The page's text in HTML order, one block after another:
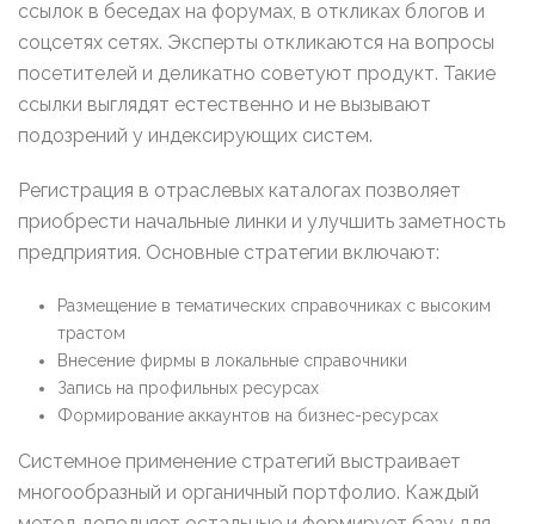
ссылок в беседах на форумах, в откликах блогов и
соцсетях сетях. Эксперты откликаются на вопросы
посетителей и деликатно советуют продукт. Такие
ссылки выглядят естественно и не вызывают
подозрений у индексирующих систем.
Регистрация в отраслевых каталогах позволяет
приобрести начальные линки и улучшить заметность
предприятия. Основные стратегии включают:
Размещение в тематических справочниках с высоким
трастом
Внесение фирмы в локальные справочники
Запись на профильных ресурсах
Формирование аккаунтов на бизнес-ресурсах
Системное применение стратегий выстраивает
многообразный и органичный портфолио. Каждый